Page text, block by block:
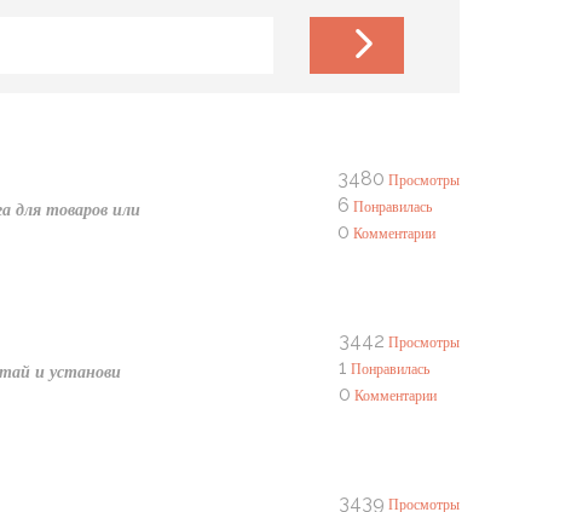
для товаров или
3480 Просмотры
6 Понравилась
0 Комментарии
и установи
3442 Просмотры
1 Понравилась
0 Комментарии
3439 Просмотры